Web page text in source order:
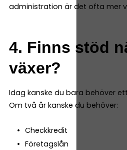
administration är det ofta mer
4. Finns stöd
växer?
Idag kanske du bara behöver
Om två år kanske du behöver:
Checkkredit
Företagslån